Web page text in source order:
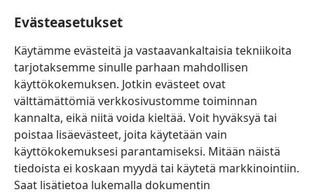
Evästeasetukset
Käytämme evästeitä ja vastaavankaltaisia tekniikoita
tarjotaksemme sinulle parhaan mahdollisen
käyttökokemuksen. Jotkin evästeet ovat
välttämättömiä verkkosivustomme toiminnan
kannalta, eikä niitä voida kieltää. Voit hyväksyä tai
poistaa lisäevästeet, joita käytetään vain
käyttökokemuksesi parantamiseksi. Mitään näistä
tiedoista ei koskaan myydä tai käytetä markkinointiin.
Saat lisätietoa lukemalla dokumentin